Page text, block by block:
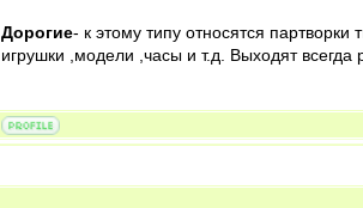
Дорогие- к этому типу относятся партворки
игрушки ,модели ,часы и т.д. Выходят